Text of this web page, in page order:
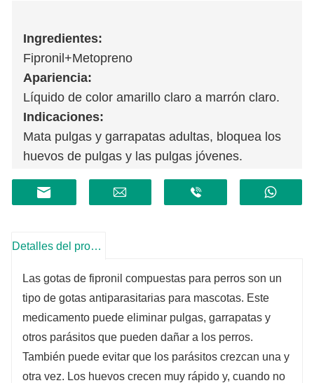
Ingredientes:
Fipronil+Metopreno
Apariencia:
Líquido de color amarillo claro a marrón claro.
Indicaciones:
Mata pulgas y garrapatas adultas, bloquea los
huevos de pulgas y las pulgas jóvenes.
Detalles del producto
Las gotas de fipronil compuestas para perros son un
tipo de gotas antiparasitarias para mascotas. Este
medicamento puede eliminar pulgas, garrapatas y
otros parásitos que pueden dañar a los perros.
También puede evitar que los parásitos crezcan una y
otra vez. Los huevos crecen muy rápido y, cuando no